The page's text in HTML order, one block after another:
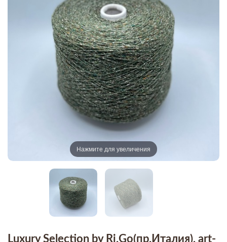
Нажмите для увеличения
Luxury Selection by Ri.Go(пр.Италия), art-